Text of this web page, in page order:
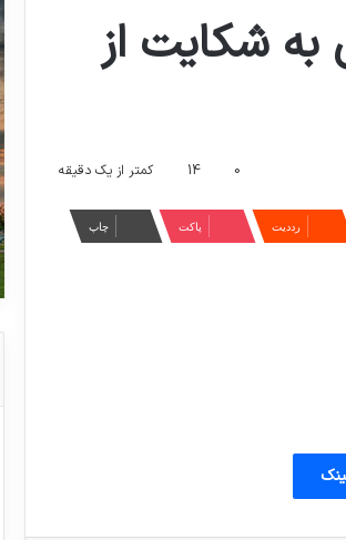
به شکایت از
0
14 کمتر از یک دقیقه
‫رددیت پاکت چاپ